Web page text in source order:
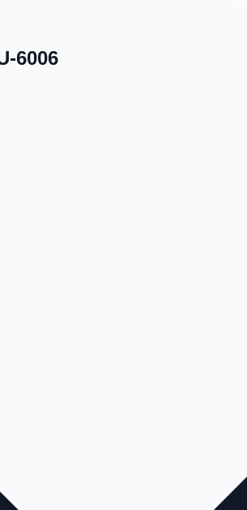
6006